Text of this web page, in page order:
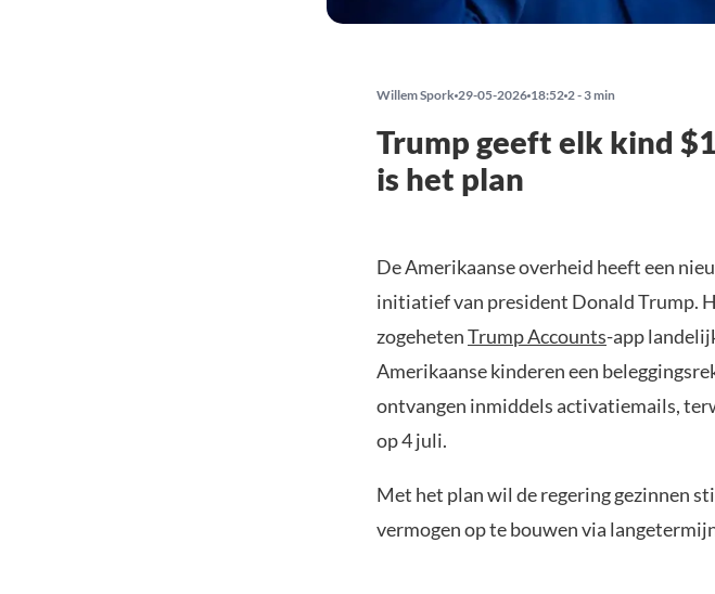
Willem Spork 29-05-2026 18:52 2 - 3 min
Trump geeft elk kind
is het plan
De Amerikaanse overheid heeft een
initiatief van president Donald Trump.
zogehetenTrump Accounts-app
Amerikaanse kinderen een
ontvangen inmiddels activatiemails,
op 4 juli.
Met het plan wil de regering gezinnen
vermogen op te bouwen via